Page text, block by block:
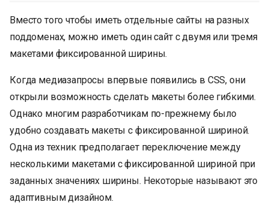
Вместо того чтобы иметь отдельные сайты на разных
поддоменах, можно иметь один сайт с двумя или тремя
макетами фиксированной ширины.
Когда медиазапросы впервые появились в CSS, они
открыли возможность сделать макеты более гибкими.
Однако многим разработчикам по-прежнему было
удобно создавать макеты с фиксированной шириной.
Одна из техник предполагает переключение между
несколькими макетами с фиксированной шириной при
заданных значениях ширины. Некоторые называют это
адаптивным дизайном.